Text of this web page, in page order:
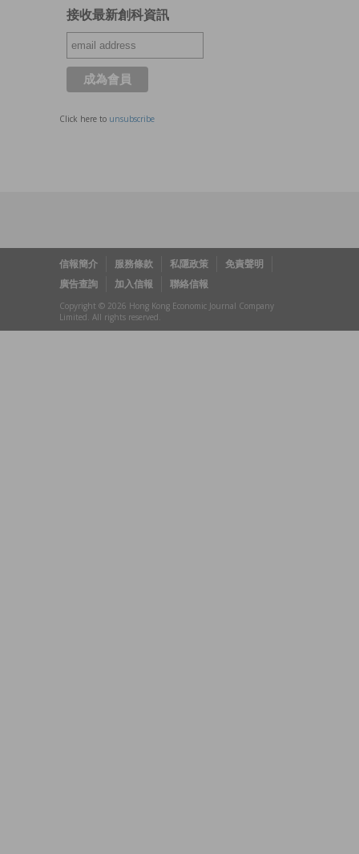
接收最新創科資訊
Click here to unsubscribe
信報簡介 服務條款 私隱政策
免責聲明
廣告查詢
加入信報 聯絡信報
Copyright © 2026 Hong Kong Economic Journal Company
Limited. All rights reserved.